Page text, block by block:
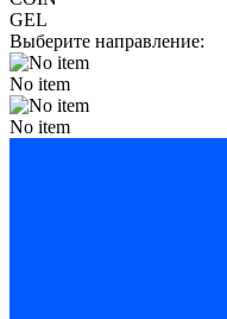
GEL
Выберите направление:
No item
No item